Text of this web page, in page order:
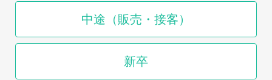
中途（販売・接客）
新卒